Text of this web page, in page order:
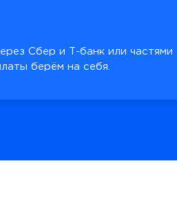
Сбер и Т-банк или частями
берём на себя.